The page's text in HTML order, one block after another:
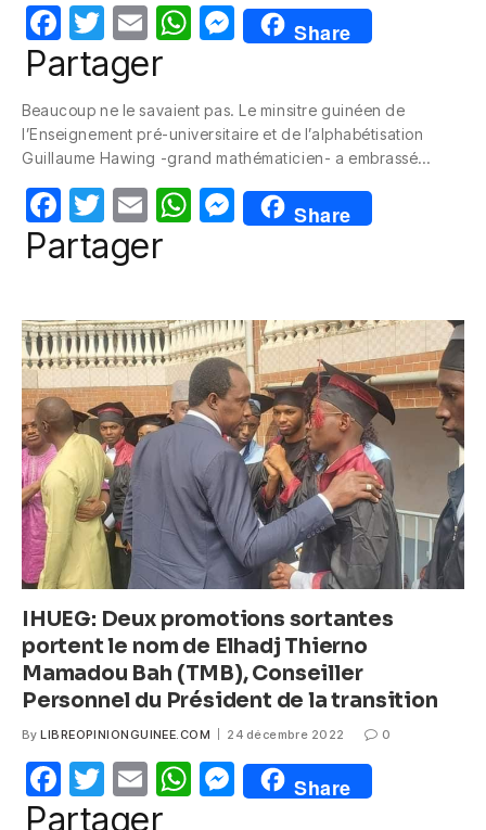
F
a
e
b
o
o
k
T
w
itt
er
E
m
W
s
A
p
p
M
e
e
n
g
er
Share
Partager
Beaucoup ne le savaient pas. Le minsitre guinéen de
l’Enseignement pré-universitaire et de l’alphabétisation
Guillaume Hawing -grand mathématicien- a embrassé…
F
a
e
b
o
o
k
T
w
itt
er
E
m
W
s
A
p
p
M
e
e
n
g
er
Share
Partager
IHUEG: Deux promotions sortantes
portent le nom de Elhadj Thierno
Mamadou Bah (TMB), Conseiller
Personnel du Président de la transition
By LIBREOPINIONGUINEE.COM 24 décembre 2022 0
F
a
T
w
E
m
W M
e
Share
Partager